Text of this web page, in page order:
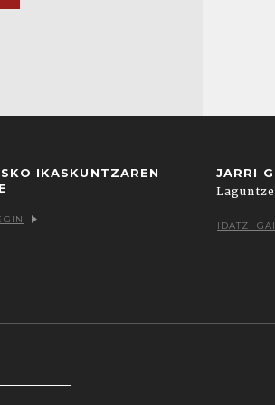
IKASKUNTZAREN
JARRI
IDATZI